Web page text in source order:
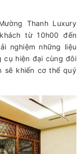
Thanh Luxury
từ 10h00 đến
nghiệm những liệu
cụ hiện đại cùng đôi
sẽ khiến cơ thể quý